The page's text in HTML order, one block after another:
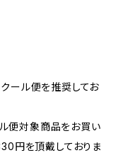
ール便を推奨してお
便対象商品をお買い
円を頂戴しておりま